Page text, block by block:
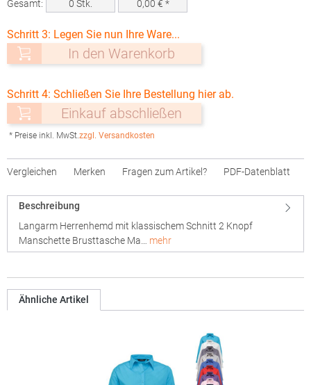
Gesamt: 0 Stk. 0,00 € *
Schritt 3: Legen Sie nun Ihre Ware...
In den Warenkorb
Schritt 4: Schließen Sie Ihre Bestellung hier ab.
Einkauf abschließen
* Preise inkl. MwSt.zzgl. Versandkosten
Vergleichen Merken Fragen zum Artikel? PDF-Datenblatt
Beschreibung
Langarm Herrenhemd mit klassischem Schnitt 2 Knopf
Manschette Brusttasche Ma… mehr
Ähnliche Artikel